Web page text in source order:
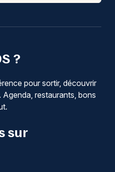
?
pour sortir, découvrir
restaurants, bons
sur